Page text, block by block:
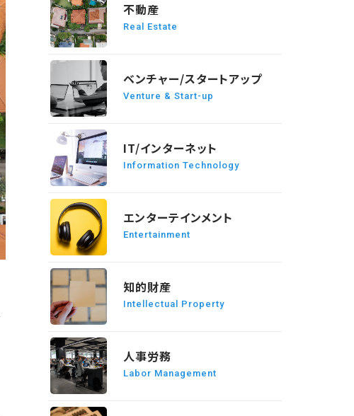
不動産
Real Estate
ベンチャー/スタートアップ
Venture & Start-up
IT/インターネット
Information Technology
エンターテインメント
Entertainment
知的財産
Intellectual Property
人事労務
Labor Management